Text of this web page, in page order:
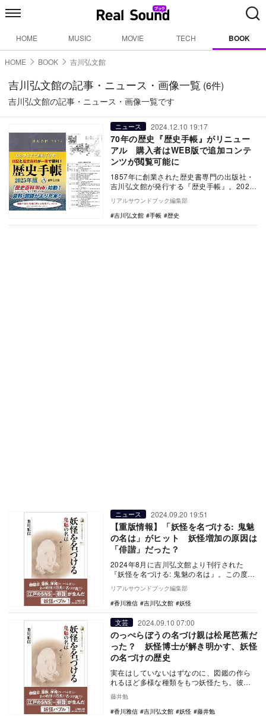
HOME MUSIC MOVIE TECH BOOK
HOME BOOK 吉川弘文館
吉川弘文館の記事・ニュース・画像一覧 (6件)
吉川弘文館の記事・ニュース・画像一覧です
ニュース 2024.12.10 19:17
70年の歴史『歴史手帳』がリニュー
アル 購入者はWEB版で追加コンテ
ンツが閲覧可能に
1857年に創業された歴史書専門の出版社・
吉川弘文館が発行する『歴史手帳』。2025
年版はWEBを活用した新サービスをスター
トさ…
リアルサウンドブック編集部
吉川弘文館
手帳 歴史
ニュース 2024.09.20 19:51
【重版情報】「妖怪を名づける: 鬼魅
の名は」がヒット 妖怪増加の原因は
「俳諧」だった？
2024年8月に吉川弘文館より刊行された
『妖怪を名づける: 鬼魅の名は』。この度、
重版が決定した。 アニメやゲームにも登
場す…
リアルサウンドブック編集部
香川雅信
吉川弘文館 妖怪
文芸 2024.09.10 07:00
のっぺらぼうの名づけ親は松尾芭蕉だ
った？ 妖怪博士が解き明かす、妖怪
の名づけの歴史
実在はしていないはずなのに、図鑑の作ら
れるほど多様な種類をもつ妖怪たち。彼ら
にも他の生物と同様、種の激増する「カン
ブリア爆発」に…
藤井勉
香川雅信
吉川弘文館 妖怪 藤井勉